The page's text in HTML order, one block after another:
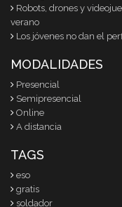
Robots, drones y
verano
Los jóvenes no dan el
MODALIDADES
Presencial
Semipresencial
Online
A distancia
TAGS
eso
gratis
soldador